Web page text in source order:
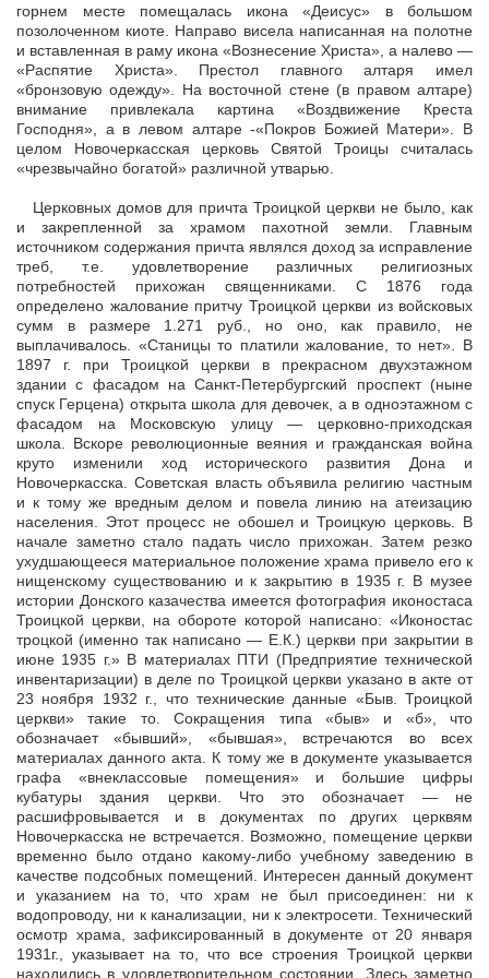
Церковных домов для причта Троицкой церкви не было, как
и закрепленной за храмом пахотной земли. Главным
источником содержания причта являлся доход за исправление
треб, т.е. удовлетворение различных религиозных
потребностей прихожан священниками. С 1876 года
определено жалование притчу Троицкой церкви из войсковых
сумм в размере 1.271 руб., но оно, как правило, не
выплачивалось. «Станицы то платили жалование, то нет». В
1897 г. при Троицкой церкви в прекрасном двухэтажном
здании с фасадом на Санкт-Петербургский проспект (ныне
спуск Герцена) открыта школа для девочек, а в одноэтажном с
фасадом на Московскую улицу — церковно-приходская
школа. Вскоре революционные веяния и гражданская война
круто изменили ход исторического развития Дона и
Новочеркасска. Советская власть объявила религию частным
и к тому же вредным делом и повела линию на атеизацию
населения. Этот процесс не обошел и Троицкую церковь. В
начале заметно стало падать число прихожан. Затем резко
ухудшающееся материальное положение храма привело его к
нищенскому существованию и к закрытию в 1935 г. В музее
истории Донского казачества имеется фотография иконостаса
Троицкой церкви, на обороте которой написано: «Иконостас
троцкой (именно так написано — Е.К.) церкви при закрытии в
июне 1935 г.» В материалах ПТИ (Предприятие технической
инвентаризации) в деле по Троицкой церкви указано в акте от
23 ноября 1932 г., что технические данные «Быв. Троицкой
церкви» такие то. Сокращения типа «быв» и «б», что
обозначает «бывший», «бывшая», встречаются во всех
материалах данного акта. К тому же в документе указывается
графа «внеклассовые помещения» и большие цифры
кубатуры здания церкви. Что это обозначает — не
расшифровывается и в документах по других церквям
Новочеркасска не встречается. Возможно, помещение церкви
временно было отдано какому-либо учебному заведению в
качестве подсобных помещений. Интересен данный документ
и указанием на то, что храм не был присоединен: ни к
водопроводу, ни к канализации, ни к электросети. Технический
осмотр храма, зафиксированный в документе от 20 января
1931г., указывает на то, что все строения Троицкой церкви
находились в удовлетворительном состоянии. Здесь заметно